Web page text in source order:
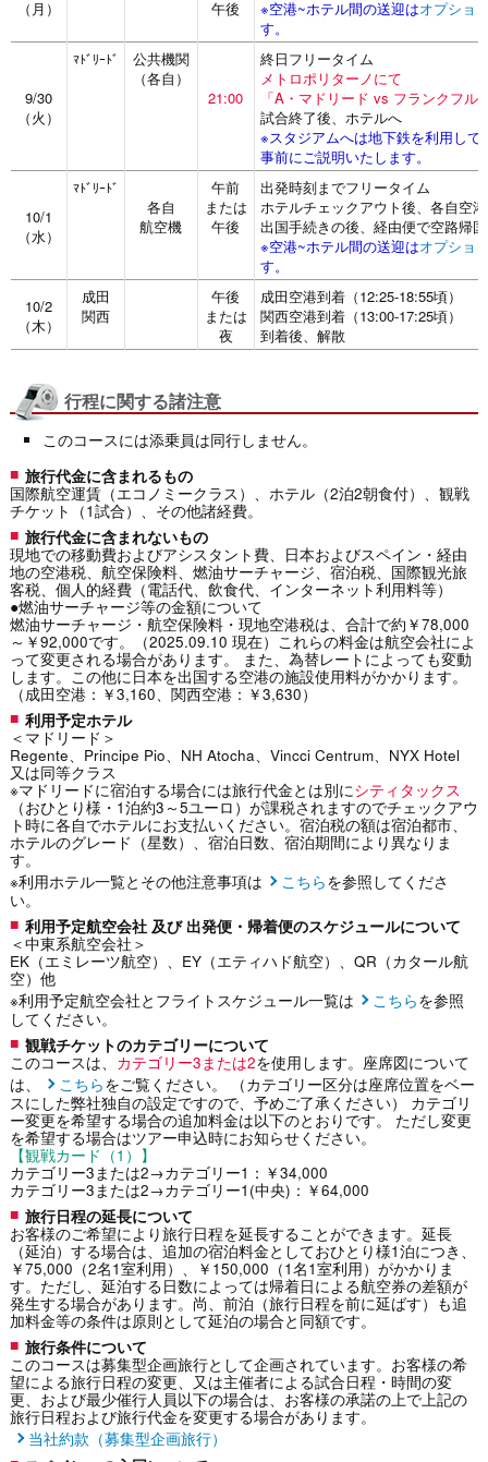
（月）
午後
※空港~ホテル間の送迎はオプショ
す。
9/30
（火）
ﾏﾄﾞﾘｰﾄﾞ
公共機関
（各自）
21:00
終日フリータイム
メトロポリターノにて
「A・マドリード vs フランクフル
試合終了後、ホテルへ
※スタジアムへは地下鉄を利用し
事前にご説明いたします。
10/1
（水）
ﾏﾄﾞﾘｰﾄﾞ
各自
航空機
午前
または
午後
出発時刻までフリータイム
ホテルチェックアウト後、各自空
出国手続きの後、経由便で空路帰
※空港~ホテル間の送迎はオプショ
す。
10/2
（木）
成田
関西
午後
または
夜
成田空港到着（12:25-18:55頃）
関西空港到着（13:00-17:25頃）
到着後、解散
行程に関する諸注意
このコースには添乗員は同行しません。
旅行代金に含まれるもの
国際航空運賃（エコノミークラス）、ホテル（2泊2朝食付）、観戦
チケット（1試合）、その他諸経費。
旅行代金に含まれないもの
現地での移動費およびアシスタント費、日本およびスペイン・経由
地の空港税、航空保険料、燃油サーチャージ、宿泊税、国際観光旅
客税、個人的経費（電話代、飲食代、インターネット利用料等）
●燃油サーチャージ等の金額について
燃油サーチャージ・航空保険料・現地空港税は、合計で約￥78,000
～￥92,000です。（2025.09.10 現在）これらの料金は航空会社によ
って変更される場合があります。 また、為替レートによっても変動
します。この他に日本を出国する空港の施設使用料がかかります。
（成田空港：￥3,160、関西空港：￥3,630）
利用予定ホテル
＜マドリード＞
Regente、Principe Pio、NH Atocha、Vincci Centrum、NYX Hotel
又は同等クラス
※マドリードに宿泊する場合には旅行代金とは別にシティタックス
（おひとり様・1泊約3～5ユーロ）が課税されますのでチェックアウ
ト時に各自でホテルにお支払いください。宿泊税の額は宿泊都市、
ホテルのグレード（星数）、宿泊日数、宿泊期間により異なりま
す。
※利用ホテル一覧とその他注意事項は
こちらを参照してくださ
い。
利用予定航空会社 及び 出発便・帰着便のスケジュールについて
＜中東系航空会社＞
EK（エミレーツ航空）、EY（エティハド航空）、QR（カタール航
空）他
※利用予定航空会社とフライトスケジュール一覧は
こちらを参照
してください。
観戦チケットのカテゴリーについて
このコースは、 カテゴリー3または2を使用します。座席図について
は、
こちらをご覧ください。 （カテゴリー区分は座席位置をベー
スにした弊社独自の設定ですので、予めご了承ください） カテゴリ
ー変更を希望する場合の追加料金は以下のとおりです。 ただし変更
を希望する場合はツアー申込時にお知らせください。
【観戦カード（1）】
カテゴリー3または2→カテゴリー1：￥34,000
カテゴリー3または2→カテゴリー1(中央)：￥64,000
旅行日程の延長について
お客様のご希望により旅行日程を延長することができます。延長
（延泊）する場合は、追加の宿泊料金としておひとり様1泊につき、
￥75,000（2名1室利用）、￥150,000（1名1室利用）がかかりま
す。ただし、延泊する日数によっては帰着日による航空券の差額が
発生する場合があります。尚、前泊（旅行日程を前に延ばす）も追
加料金等の条件は原則として延泊の場合と同額です。
旅行条件について
このコースは募集型企画旅行として企画されています。お客様の希
望による旅行日程の変更、又は主催者による試合日程・時間の変
更、および最少催行人員以下の場合は、お客様の承諾の上で上記の
旅行日程および旅行代金を変更する場合があります。
当社約款（募集型企画旅行）